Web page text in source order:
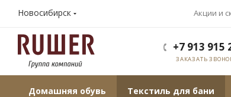
Новосибирск Акции и
+7 913 915
ЗАКАЗАТЬ
Домашняя обувь Текстиль для бани